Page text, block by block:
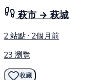
萩市 → 萩城
2 站點 · 2個月前
23 瀏覽
收藏